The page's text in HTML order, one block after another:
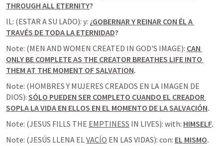
THROUGH ALL ETERNITY?
IL: (ESTAR A SU LADO): y: ¿GOBERNAR Y REINAR CON ÉL A
TRAVÉS DE TODA LA ETERNIDAD?
Note: (MEN AND WOMEN CREATED IN GOD'S IMAGE): CAN
ONLY BE COMPLETE AS THE CREATOR BREATHES LIFE INTO
THEM AT THE MOMENT OF SALVATION.
Note: (HOMBRES Y MUJERES CREADOS EN LA IMAGEN DE
DIOS): SÓLO PUEDEN SER COMPLETO CUANDO EL CREADOR
SOPLA LA VIDA EN ELLOS EN EL MOMENTO DE LA SALVACIÓN.
Note: (JESUS FILLS THE EMPTINESS IN LIVES): with: HIMSELF.
Note: (JESÚS LLENA EL VACÍO EN LAS VIDAS): con: EL MISMO.